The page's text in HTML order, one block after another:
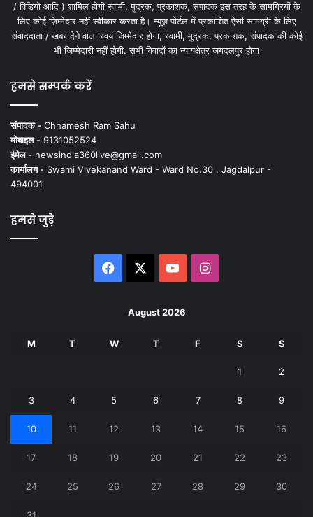
/ विडियो आदि ) शामिल होगी स्वामी, मुद्रक, प्रकाशक, संपादक इस तरह के सामग्रियों के
लिए कोई ज़िम्मेदार नहीं स्वीकार करता है। न्यूज़ पोर्टल में प्रकाशित ऐसी सामग्री के लिए
संवाददाता / खबर देने वाला स्वयं जिम्मेदार होगा, स्वामी, मुद्रक, प्रकाशक, संपादक की कोई
भी जिम्मेदारी नहीं होगी. सभी विवादों का न्यायक्षेत्र जगदलपुर होगा
हमसे सम्पर्क करें
संपादक - Chhamesh Ram Sahu
मोबाइल - 9131052524
ईमेल - newsindia360live@gmail.com
कार्यालय - Swami Vivekanand Ward - Ward No.30 , Jagdalpur -
494001
हमसे जुड़े
Facebook YouTubeInstagram
August 2026
M T W T F S S
1 2
3 4 5 6 7 8 9
10 11 12 13 14 15 16
17 18 19 20 21 22 23
24 25 26 27 28 29 30